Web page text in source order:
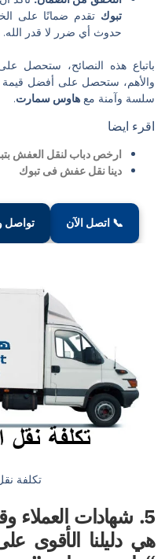
تقدم ضمانًا على الخدمات
أي ضرر لا قدر الله.
النصائح، ستحصل علىأفضل سعر
على أفضل قيمة مقابل
معهاوس سمارت.
دباب لنقل العفش بتبوك
نقل عفش فى تبوك
تواصل واتساب
تكلفة نقل العفش تبوك
العملاء وقصص
الأقوى على